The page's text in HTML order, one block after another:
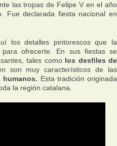
las tropas de Felipe V en el año
Fue declarada fiesta nacional en
los detalles pintorescos que la
ofrecerte. En sus fiestas se
tales comolos desfiles de
son muy característicos de las
Esta tradición originada
la región catalana.